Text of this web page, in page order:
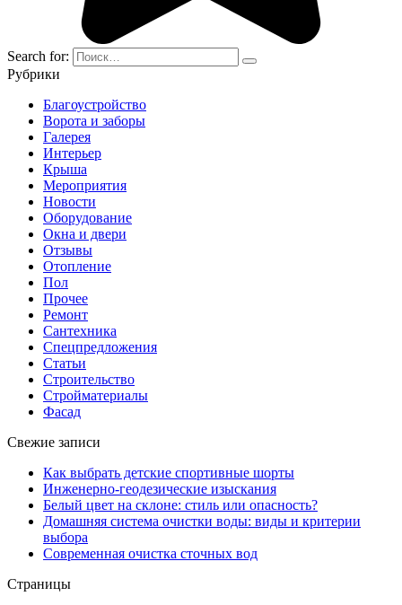
Search for:
Рубрики
Благоустройство
Ворота и заборы
Галерея
Интерьер
Крыша
Мероприятия
Новости
Оборудование
Окна и двери
Отзывы
Отопление
Пол
Прочее
Ремонт
Сантехника
Спецпредложения
Статьи
Строительство
Стройматериалы
Фасад
Свежие записи
Как выбрать детские спортивные шорты
Инженерно-геодезические изыскания
Белый цвет на склоне: стиль или опасность?
Домашняя система очистки воды: виды и критерии
выбора
Современная очистка сточных вод
Страницы